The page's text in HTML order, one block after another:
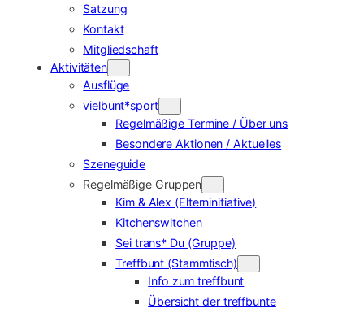
Satzung
Kontakt
Mitgliedschaft
Aktivitäten
Ausflüge
vielbunt*sport
Regelmäßige Termine / Über uns
Besondere Aktionen / Aktuelles
Szeneguide
Regelmäßige Gruppen
Kim & Alex (Elterninitiative)
Kitchenswitchen
Sei trans* Du (Gruppe)
Treffbunt (Stammtisch)
Info zum treffbunt
Übersicht der treffbunte